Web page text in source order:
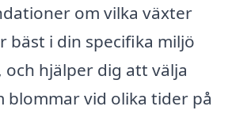
om vilka växter
bäst i din specifika miljö
och hjälper dig att välja
blommar vid olika tider på